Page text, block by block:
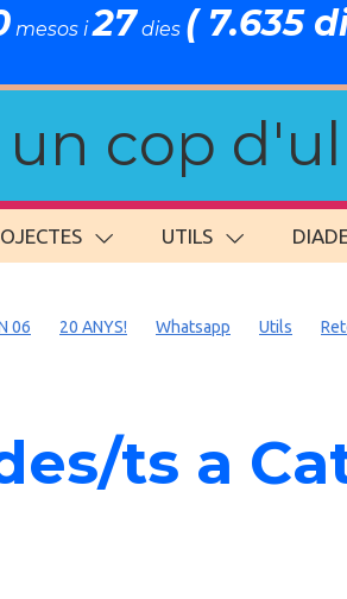
mesos i27 dies ( 7.635
cop
UTILS
06 20 ANYS! Whatsapp Utils
ts a